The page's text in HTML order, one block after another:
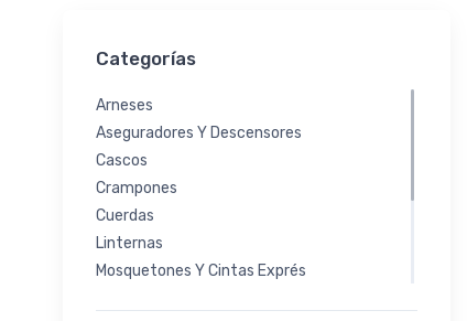
Categorías
Arneses
Aseguradores Y Descensores
Cascos
Crampones
Cuerdas
Linternas
Mosquetones Y Cintas Exprés